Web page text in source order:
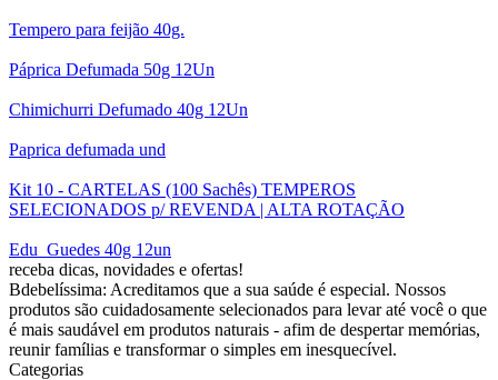
Tempero para feijão 40g.
Páprica Defumada 50g 12Un
Chimichurri Defumado 40g 12Un
Paprica defumada und
Kit 10 - CARTELAS (100 Sachês) TEMPEROS
SELECIONADOS p/ REVENDA | ALTA ROTAÇÃO
Edu_Guedes 40g 12un
receba dicas, novidades e ofertas!
Bdebelíssima: Acreditamos que a sua saúde é especial. Nossos
produtos são cuidadosamente selecionados para levar até você o que
é mais saudável em produtos naturais - afim de despertar memórias,
reunir famílias e transformar o simples em inesquecível.
Categorias